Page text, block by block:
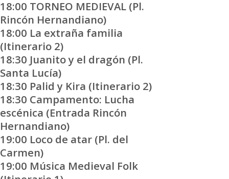
18:00 TORNEO MEDIEVAL (Pl.
Rincón Hernandiano)
18:00 La extraña familia
(Itinerario 2)
18:30 Juanito y el dragón (Pl.
Santa Lucía)
18:30 Palid y Kira (Itinerario 2)
18:30 Campamento: Lucha
escénica (Entrada Rincón
Hernandiano)
19:00 Loco de atar (Pl. del
Carmen)
19:00 Música Medieval Folk